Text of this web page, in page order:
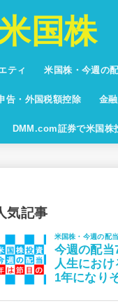
国株
ティ
ない人々
ュア
米国株・今週の
告・外国税額控除 金
DMM.com証券で米国株
気記事